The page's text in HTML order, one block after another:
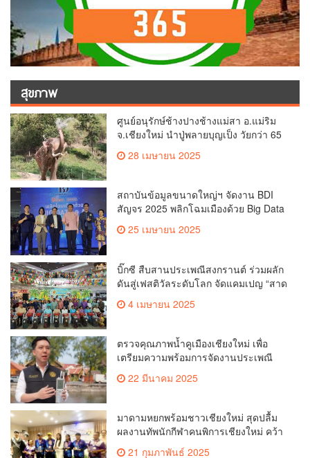
สุขภาพ
ศูนย์อนุรักษ์ช้างปางช้างแม่สา อ.แม่ริม
จ.เชียงใหม่ นำปู่พลายบุญเป็ง วัยกว่า 65
28 เมษายน 2025
สถาบันข้อมูลขนาดใหญ่ฯ จัดงาน BDI
สัญจร 2025 พลิกโฉมเมืองด้วย Big Data
& AI ครั้งที่ 2 ที่ จ.เชียงใหม่ ผลักดันการใช้
ข้อมูลเพื่อยกระดับเมือง สังคม และ
25 เมษายน 2025
บิ๊กซี สืบสานประเพณีสงกรานต์ ร่วมผลัก
ดันสู่เฟสติวัลระดับโลก จัดแคมเปญ “สาด
สูงสุด 50% กระตุ้นการเดินทางนักท่อง
2,132 ล้านบาท
4 เมษายน 2025
ตรวจคุณภาพน้ำคูเมืองเชียงใหม่ เพื่อ
เตรียมความพร้อมการจัดงานประเพณี
สงกรานต์ หรือป๋าเวณีปี๋ใหม่เมืองเจียงใหม่
ประจำปี 2568 บริเวณคูเมือง
22 มีนาคม 2025
มาดามหยกพร้อมชาวเชียงใหม่ สุดปลื้ม
ผลงานทัพนักกีฬาคนพิการเชียงใหม่ คว้า
เหรียญ “อัญมณีเกมส์”ที่จันทบุรีam
21 กุมภาพันธ์ 2025